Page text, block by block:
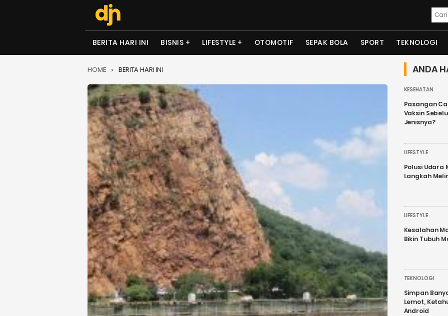
BERITA HARI INI BISNIS LIFESTYLE OTOMOTIF SEPAK BOLA SPORT TEKNOLOGI
HOME BERITA HARI INI ANDA
KESEHATAN
Pasangan
Vaksin
Jenisnya?
LIFESTYLE
Polusi Udara
Langkah
LIFESTYLE
Kesalahan
Bikin Tubuh
TEKNOLOGI
Simpan
Lemot,
Android